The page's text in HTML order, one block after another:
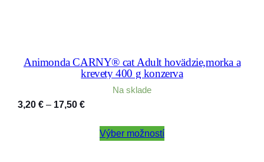
Animonda CARNY® cat Adult hovädzie,morka a
krevety 400 g konzerva
Na sklade
3,20 € – 17,50 €Price
3,20 €Výber možností